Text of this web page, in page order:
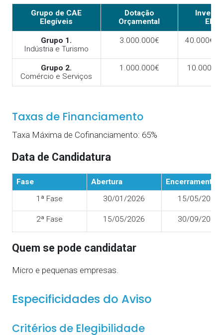
Grupo de CAE
Elegíveis
Dotação
Orçamental
Grupo 1.
Indústria e Turismo
3.000.000€ 40.000€ -
Grupo 2.
Comércio e Serviços
1.000.000€ 10.000€ -
Taxas de Financiamento
Taxa Máxima de Cofinanciamento: 65%
Data de Candidatura
Fase Abertura
Encerramento
1ª Fase
30/01/2026 15/05/2026
2ª Fase 15/05/2026 30/09/2026
Quem se pode candidatar
Micro e pequenas empresas.
Especificidades do Aviso
Critérios de Elegibilidade